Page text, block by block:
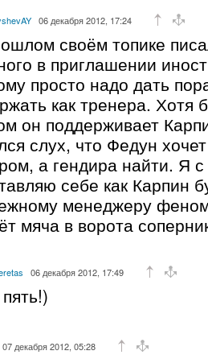
06 декабря 2012, 17:24
своём топике
в приглашении
просто надо дать
как тренера. Хотя
он поддерживает
слух, что Федун
а гендира найти. Я
себе как Карпин
менеджеру
мяча в ворота
06 декабря 2012, 17:49
07 декабря 2012, 05:28